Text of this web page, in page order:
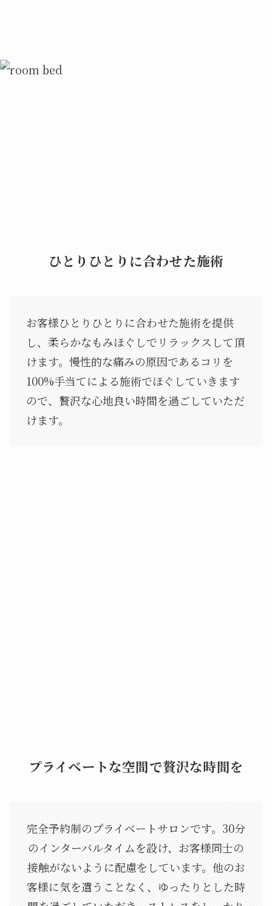
ひとりひとりに合わせた施術
お客様ひとりひとりに合わせた施術を提供
し、柔らかなもみほぐしでリラックスして頂
けます。慢性的な痛みの原因であるコリを
100%手当てによる施術でほぐしていきます
ので、贅沢な心地良い時間を過ごしていただ
けます。
プライベートな空間で贅沢な時間を
完全予約制のプライベートサロンです。30分
のインターバルタイムを設け、お客様同士の
接触がないように配慮をしています。他のお
客様に気を遣うことなく、ゆったりとした時